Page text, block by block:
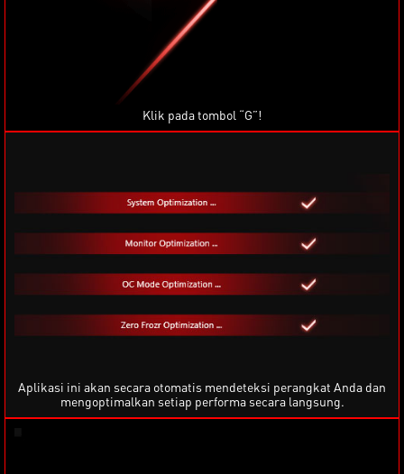
Klik pada tombol “G”!
Aplikasi ini akan secara otomatis mendeteksi perangkat Anda dan
mengoptimalkan setiap performa secara langsung.